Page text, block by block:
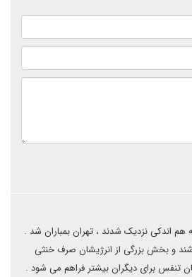
هم اندکی نزدیک شدند ، تهران بمباران شد .
و بخش بزرگی از انرژیشان صرف خنثی
تنفس برای دیگران بیشتر فراهم می شود .